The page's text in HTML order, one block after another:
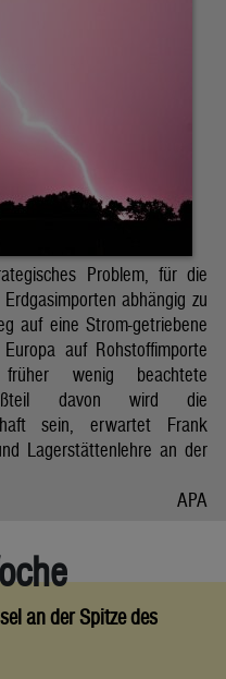
Problem, für die
abhängig zu
auf eine Strom-getriebene
auf Rohstoffimporte
wenig beachtete
davon wird die
sein, erwartet Frank
Lagerstättenlehre an der
APA
an der Spitze des